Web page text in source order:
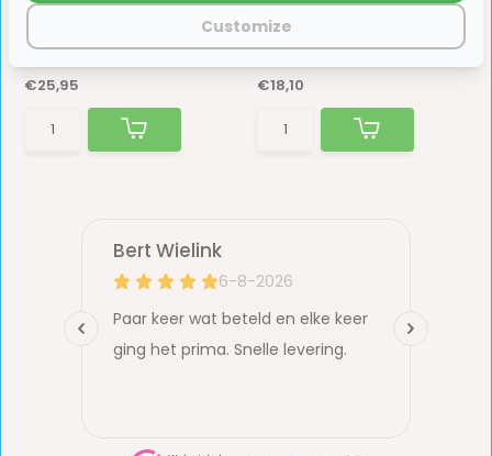
€25,95
BG1267 Heki 3 Adapter (dakdikte 53-60mm) 1400116
€18,10
Customize